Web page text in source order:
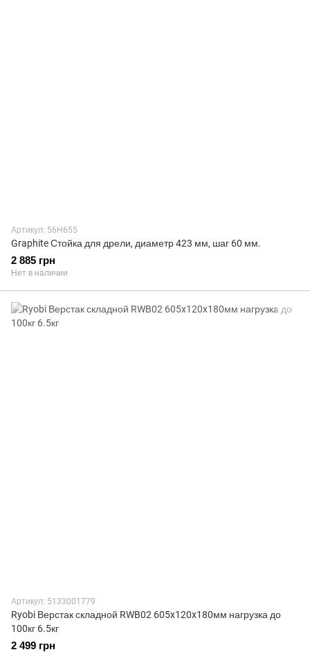
Артикул: 56H655
Graphite Стойка для дрели, диаметр 423 мм, шаг 60 мм.
2 885 грн
Нет в наличии
Артикул: 5133001779
Ryobi Верстак складной RWB02 605x120x180мм нагрузка до
100кг 6.5кг
2 499 грн